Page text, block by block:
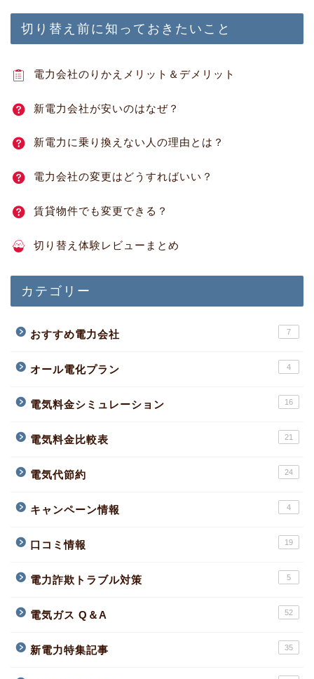
切り替え前に知っておきたいこと
電力会社のりかえメリット＆デメリット
新電力会社が安いのはなぜ？
新電力に乗り換えない人の理由とは？
電力会社の変更はどうすればいい？
賃貸物件でも変更できる？
切り替え体験レビューまとめ
カテゴリー
おすすめ電力会社 7
オール電化プラン 4
電気料金シミュレーション 16
電気料金比較表 21
電気代節約 24
キャンペーン情報 4
口コミ情報 19
電力詐欺トラブル対策 5
電気ガス Q＆A 52
新電力特集記事 35